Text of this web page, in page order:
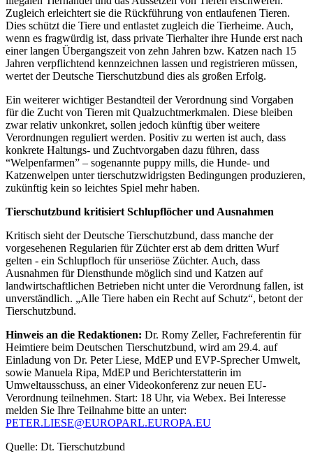
Zugleich erleichtert sie die Rückführung von entlaufenen Tieren.
Dies schützt die Tiere und entlastet zugleich die Tierheime. Auch,
wenn es fragwürdig ist, dass private Tierhalter ihre Hunde erst nach
einer langen Übergangszeit von zehn Jahren bzw. Katzen nach 15
Jahren verpflichtend kennzeichnen lassen und registrieren müssen,
wertet der Deutsche Tierschutzbund dies als großen Erfolg.
Ein weiterer wichtiger Bestandteil der Verordnung sind Vorgaben
für die Zucht von Tieren mit Qualzuchtmerkmalen. Diese bleiben
zwar relativ unkonkret, sollen jedoch künftig über weitere
Verordnungen reguliert werden. Positiv zu werten ist auch, dass
konkrete Haltungs- und Zuchtvorgaben dazu führen, dass
“Welpenfarmen” – sogenannte puppy mills, die Hunde- und
Katzenwelpen unter tierschutzwidrigsten Bedingungen produzieren,
zukünftig kein so leichtes Spiel mehr haben.
Tierschutzbund kritisiert Schlupflöcher und Ausnahmen
Kritisch sieht der Deutsche Tierschutzbund, dass manche der
vorgesehenen Regularien für Züchter erst ab dem dritten Wurf
gelten - ein Schlupfloch für unseriöse Züchter. Auch, dass
Ausnahmen für Diensthunde möglich sind und Katzen auf
landwirtschaftlichen Betrieben nicht unter die Verordnung fallen, ist
unverständlich. „Alle Tiere haben ein Recht auf Schutz“, betont der
Tierschutzbund.
Hinweis an die Redaktionen: Dr. Romy Zeller, Fachreferentin für
Heimtiere beim Deutschen Tierschutzbund, wird am 29.4. auf
Einladung von Dr. Peter Liese, MdEP und EVP-Sprecher Umwelt,
sowie Manuela Ripa, MdEP und Berichterstatterin im
Umweltausschuss, an einer Videokonferenz zur neuen EU-
Verordnung teilnehmen. Start: 18 Uhr, via Webex. Bei Interesse
melden Sie Ihre Teilnahme bitte an unter:
PETER.LIESE@EUROPARL.EUROPA.EU
Quelle: Dt. Tierschutzbund